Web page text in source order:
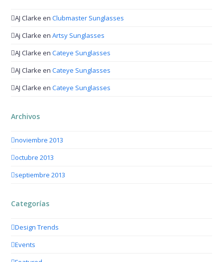
AJ Clarke enClubmaster Sunglasses
Aj Clarke enArtsy Sunglasses
AJ Clarke enCateye Sunglasses
AJ Clarke enCateye Sunglasses
AJ Clarke enCateye Sunglasses
Archivos
noviembre 2013
octubre 2013
septiembre 2013
Categorías
Design Trends
Events